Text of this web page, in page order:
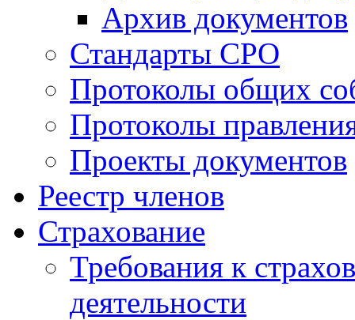
Архив документов
Стандарты СРО
Протоколы общих
Протоколы
Проекты документов
Реестр членов
Страхование
Требования к
деятельности